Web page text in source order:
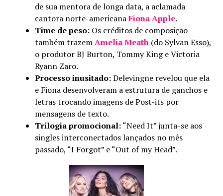
de sua mentora de longa data, a aclamada
cantora norte-americanaFiona Apple.
Time de peso: Os créditos de composição
também trazemAmelia Meath (do Sylvan Esso),
o produtor BJ Burton, Tommy King e Victoria
Ryann Zaro.
Processo inusitado:Delevingne revelou que ela
e Fiona desenvolveram a estrutura de ganchos e
letras trocando imagens de Post-its por
mensagens de texto.
Trilogia promocional:“Need It” junta-se aos
singles interconectados lançados no mês
passado, “I Forgot” e “Out of my Head”.